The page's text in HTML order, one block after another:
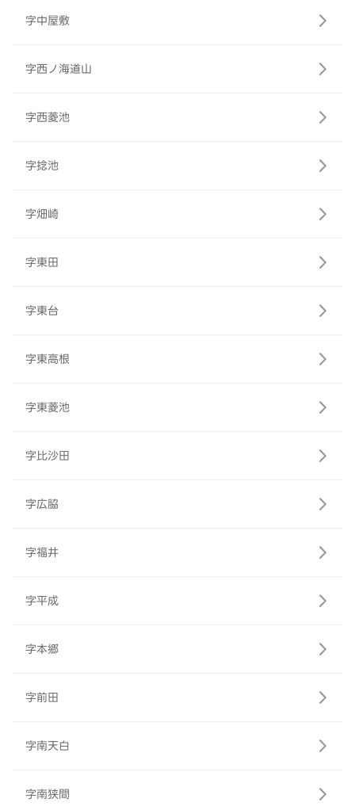
字中屋敷
字西ノ海道山
字西菱池
字捻池
字畑崎
字東田
字東台
字東高根
字東菱池
字比沙田
字広脇
字福井
字平成
字本郷
字前田
字南天白
字南狭間